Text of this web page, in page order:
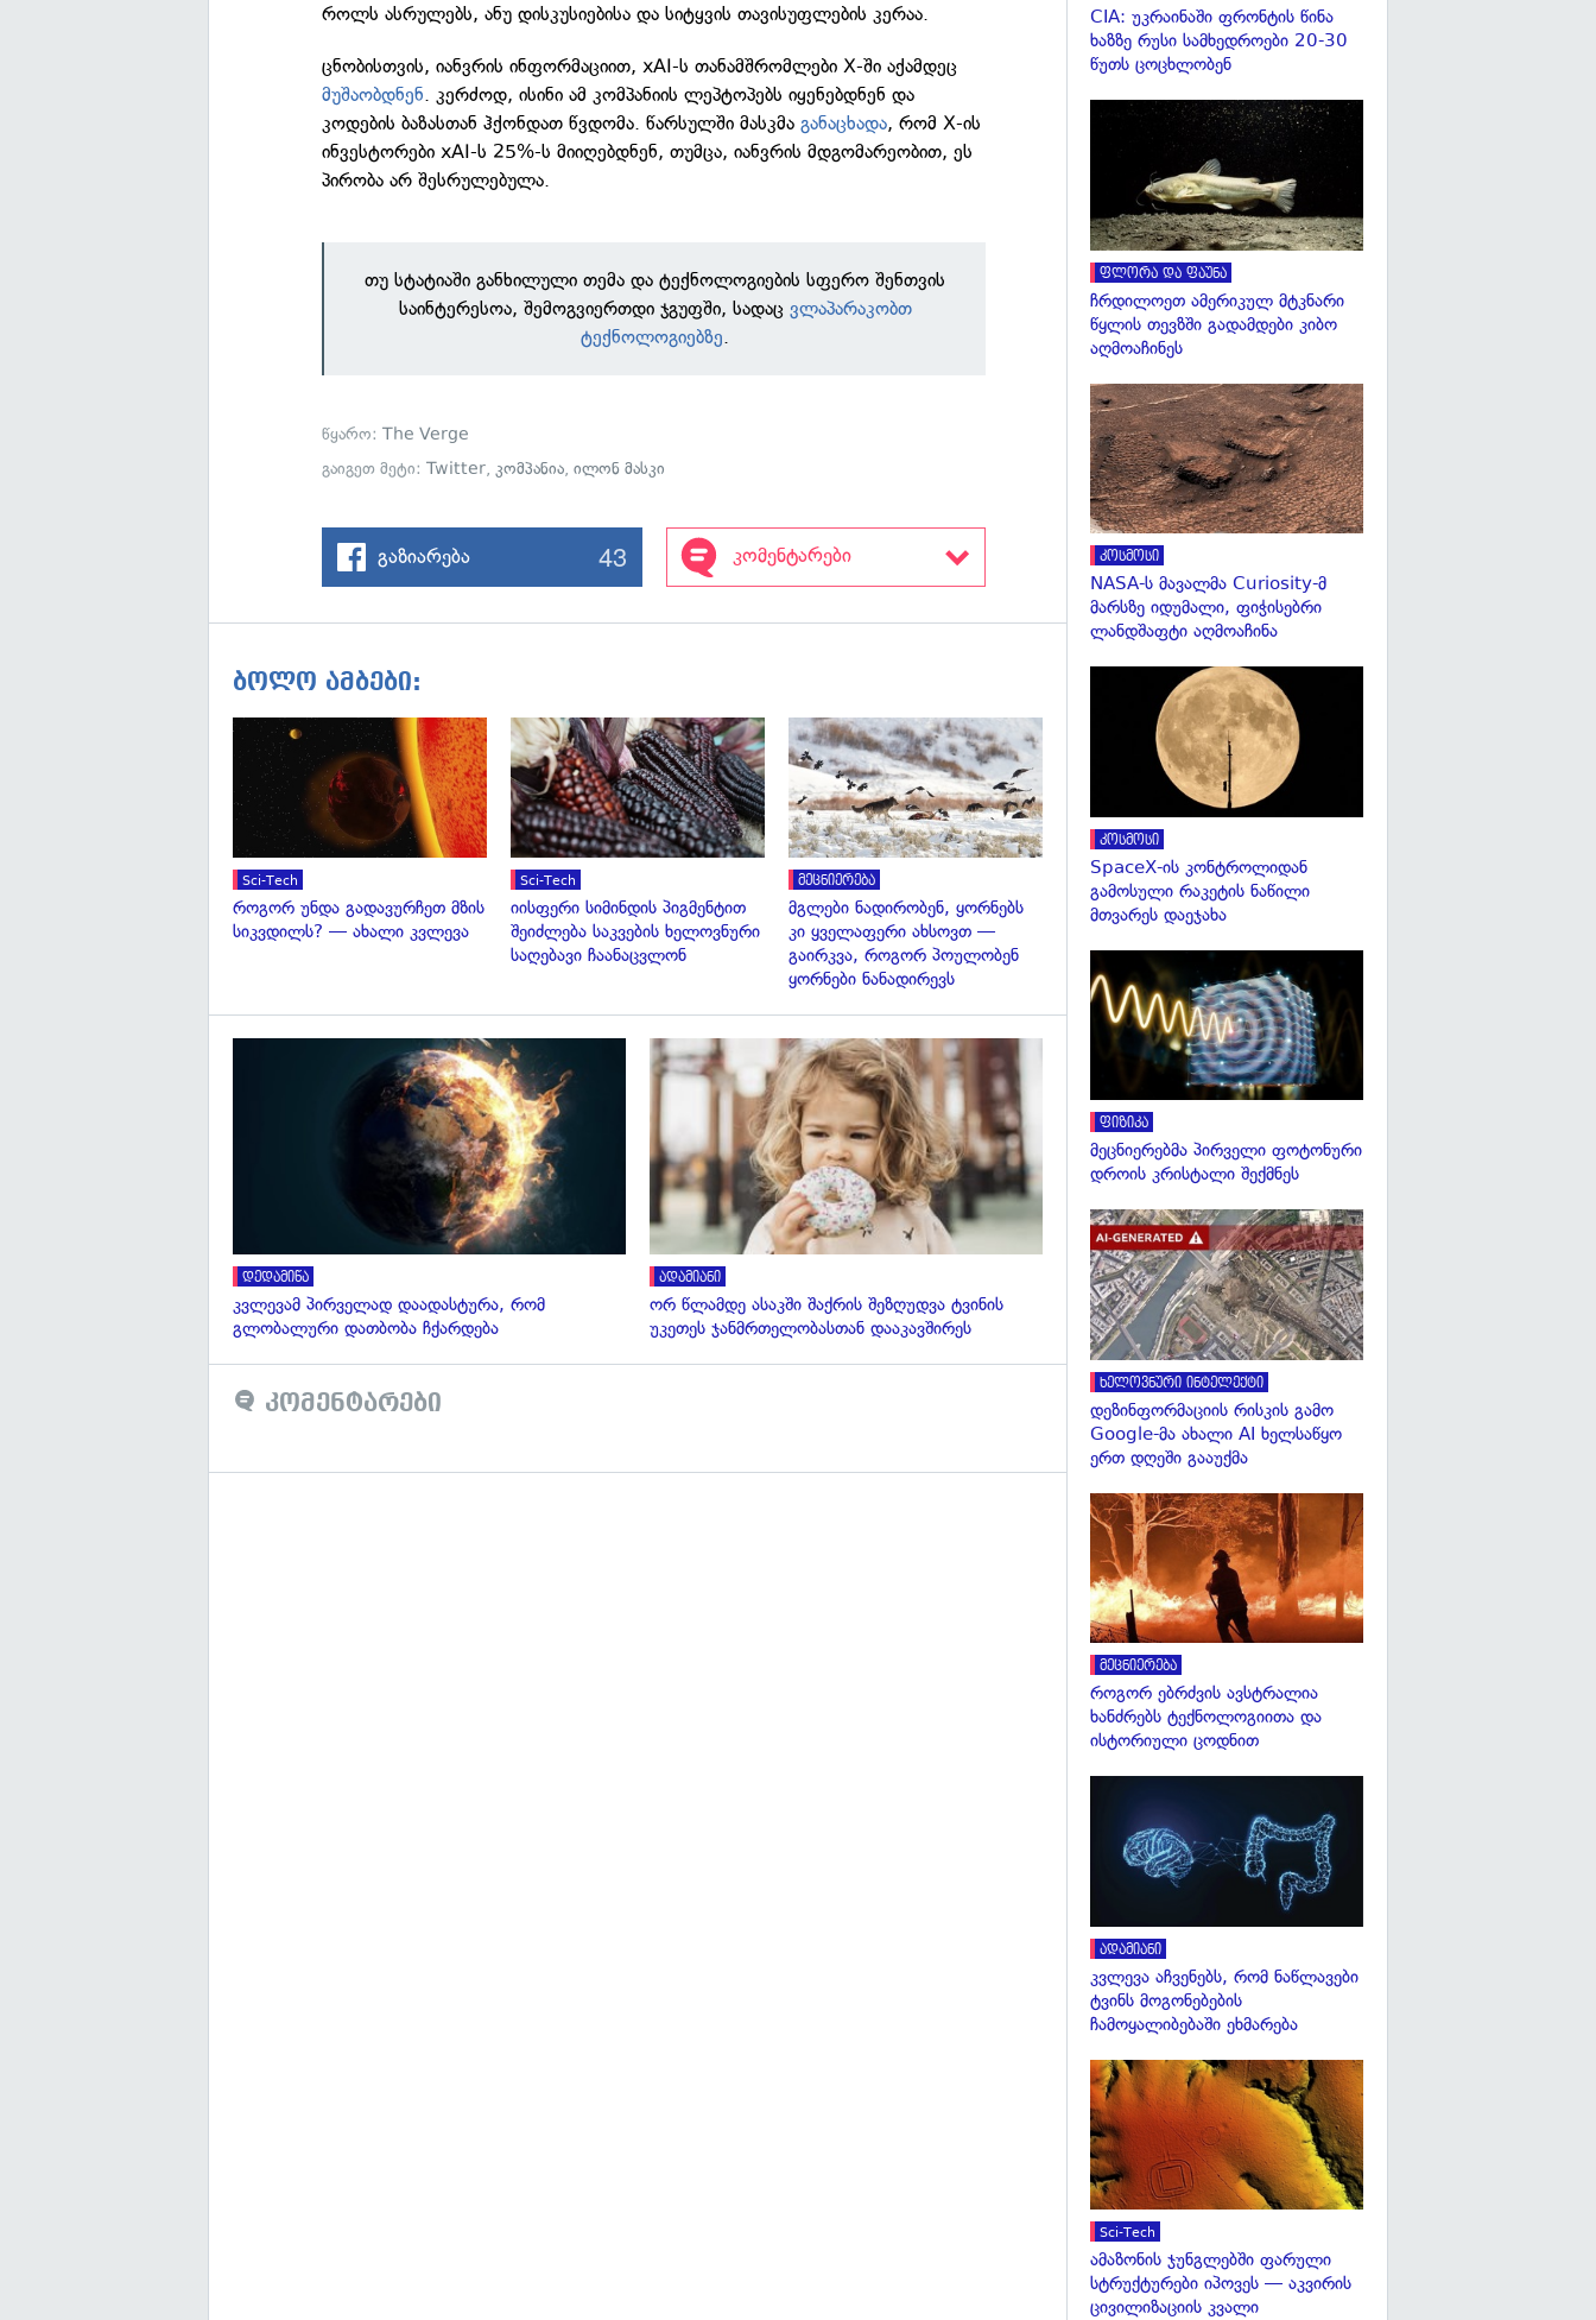
როლს ასრულებს, ანუ დისკუსიებისა და სიტყვის თავისუფლების კერაა.
ცნობისთვის, იანვრის ინფორმაციით, xAI-ს თანამშრომლები X-ში აქამდეც
მუშაობდნენ. კერძოდ, ისინი ამ კომპანიის ლეპტოპებს იყენებდნენ და
კოდების ბაზასთან ჰქონდათ წვდომა. წარსულში მასკმაგანაცხადა, რომ X-ის
ინვესტორები xAI-ს 25%-ს მიიღებდნენ, თუმცა, იანვრის მდგომარეობით, ეს
პირობა არ შესრულებულა.
თუ სტატიაში განხილული თემა და ტექნოლოგიების სფერო შენთვის
საინტერესოა, შემოგვიერთდი ჯგუფში, სადაცვლაპარაკობთ
ტექნოლოგიებზე.
წყარო:The Verge
გაიგეთ მეტი:Twitter,კომპანია,ილონ მასკი
გაზიარება 43 კომენტარები
ბოლო ამბები:
გადახედვა
Sci-Tech
როგორ უნდა გადავურჩეთ მზის
სიკვდილს? — ახალი კვლევა
გადახედვა
Sci-Tech
იისფერი სიმინდის პიგმენტით
შეიძლება საკვების ხელოვნური
საღებავი ჩაანაცვლონ
მეცნიერება
მგლები ნადირობენ, ყორნებს
კი ყველაფერი ახსოვთ —
გაირკვა, როგორ პოულობენ
ყორნები ნანადირევს
გადახედვა
დედამიწა
კვლევამ პირველად დაადასტურა, რომ
გლობალური დათბობა ჩქარდება
გადახედვა
ადამიანი
ორ წლამდე ასაკში შაქრის შეზღუდვა ტვინის
უკეთეს ჯანმრთელობასთან დააკავშირეს
კომენტარები
CIA: უკრაინაში ფრონტის წინა
ხაზზე რუსი სამხედროები 20-30
წუთს ცოცხლობენ
ფლორა და ფაუნა
ჩრდილოეთ ამერიკულ მტკნარი
წყლის თევზში გადამდები კიბო
აღმოაჩინეს
კოსმოსი
NASA-ს მავალმა Curiosity-მ
მარსზე იდუმალი, ფიჭისებრი
ლანდშაფტი აღმოაჩინა
კოსმოსი
SpaceX-ის კონტროლიდან
გამოსული რაკეტის ნაწილი
მთვარეს დაეჯახა
ფიზიკა
მეცნიერებმა პირველი ფოტონური
დროის კრისტალი შექმნეს
ხელოვნური ინტელექტი
დეზინფორმაციის რისკის გამო
Google-მა ახალი AI ხელსაწყო
ერთ დღეში გააუქმა
მეცნიერება
როგორ ებრძვის ავსტრალია
ხანძრებს ტექნოლოგიითა და
ისტორიული ცოდნით
ადამიანი
კვლევა აჩვენებს, რომ ნაწლავები
ტვინს მოგონებების
ჩამოყალიბებაში ეხმარება
Sci-Tech
ამაზონის ჯუნგლებში ფარული
სტრუქტურები იპოვეს — აკვირის
ცივილიზაციის კვალი